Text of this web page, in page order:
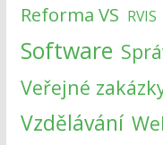
Reforma VS RVIS
Software
Veřejné
Vzdělávání